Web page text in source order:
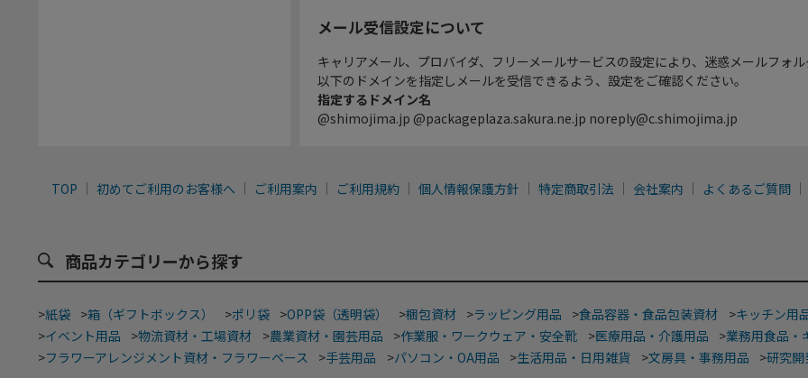
メール受信設定について
キャリアメール、プロバイダ、フリーメールサービスの設定により、迷惑メールフォ
以下のドメインを指定しメールを受信できるよう、設定をご確認ください。
指定するドメイン名
@shimojima.jp @packageplaza.sakura.ne.jp noreply@c.shimojima.jp
TOP 初めてご利用のお客様へ ご利用案内 ご利用規約 個人情報保護方針 特定商取引法 会社案内 よくあるご質問
商品カテゴリーから探す
>紙袋 >箱（ギフトボックス） >ポリ袋 >OPP袋（透明袋） >梱包資材 >ラッピング用品 >食品容器・食品包装資材 >キッチン用
>イベント用品 >物流資材・工場資材 >農業資材・園芸用品 >作業服・ワークウェア・安全靴 >医療用品・介護用品 >業務用食品・
>フラワーアレンジメント資材・フラワーベース >手芸用品 >パソコン・OA用品 >生活用品・日用雑貨 >文房具・事務用品 >研究開